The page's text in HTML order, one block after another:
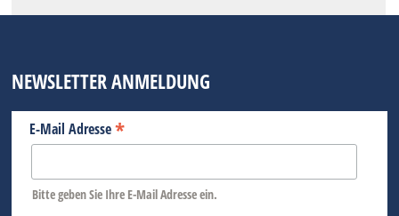
NEWSLETTER ANMELDUNG
E-Mail Adresse*
Bitte geben Sie Ihre E-Mail Adresse ein.